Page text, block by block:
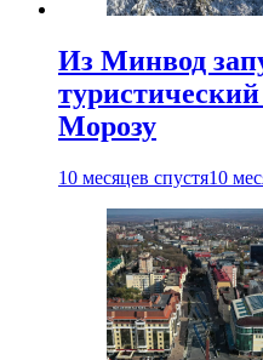
Из Минвод
Морозу
10 месяцев спустя10